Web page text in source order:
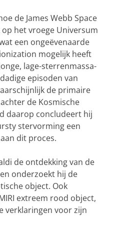
de James Webb Space
op het vroege Universum
een ongeëvenaarde
mogelijk heeft
lage-sterrenmassa-
episoden van
de primaire
de Kosmische
daarop concludeert hij
stervorming een
dit proces.
de ontdekking van de
onderzoekt hij de
object. Ook
extreem rood object,
verklaringen voor zijn